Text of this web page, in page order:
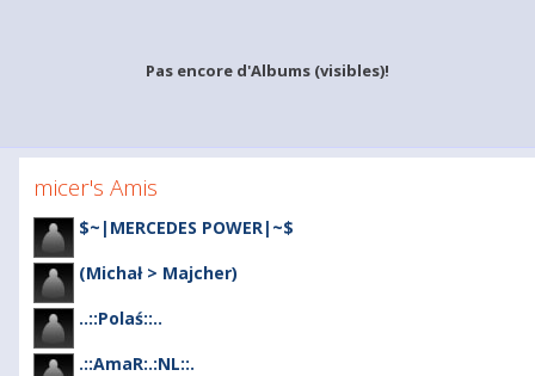
Pas encore d'Albums (visibles)!
micer's Amis
$~|MERCEDES POWER|~$
(Michał > Majcher)
..::Polaś::..
.::AmaR:.:NL::.